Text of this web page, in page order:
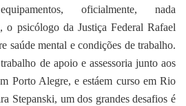
oficialmente, nada
o psicólogo da Justiça Federal Rafael
saúde mental e condições de trabalho.
de apoio e assessoria junto aos
Porto Alegre, e estáem curso em Rio
Stepanski, um dos grandes desafios é